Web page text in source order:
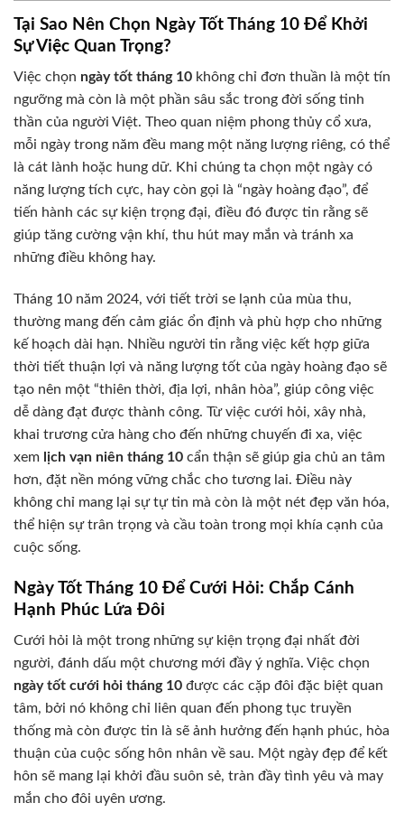
Tại Sao Nên Chọn Ngày Tốt Tháng 10 Để Khởi
Sự Việc Quan Trọng?
Việc chọn ngày tốt tháng 10 không chỉ đơn thuần là một tín
ngưỡng mà còn là một phần sâu sắc trong đời sống tinh
thần của người Việt. Theo quan niệm phong thủy cổ xưa,
mỗi ngày trong năm đều mang một năng lượng riêng, có thể
là cát lành hoặc hung dữ. Khi chúng ta chọn một ngày có
năng lượng tích cực, hay còn gọi là “ngày hoàng đạo”, để
tiến hành các sự kiện trọng đại, điều đó được tin rằng sẽ
giúp tăng cường vận khí, thu hút may mắn và tránh xa
những điều không hay.
Tháng 10 năm 2024, với tiết trời se lạnh của mùa thu,
thường mang đến cảm giác ổn định và phù hợp cho những
kế hoạch dài hạn. Nhiều người tin rằng việc kết hợp giữa
thời tiết thuận lợi và năng lượng tốt của ngày hoàng đạo sẽ
tạo nên một “thiên thời, địa lợi, nhân hòa”, giúp công việc
dễ dàng đạt được thành công. Từ việc cưới hỏi, xây nhà,
khai trương cửa hàng cho đến những chuyến đi xa, việc
xem lịch vạn niên tháng 10 cẩn thận sẽ giúp gia chủ an tâm
hơn, đặt nền móng vững chắc cho tương lai. Điều này
không chỉ mang lại sự tự tin mà còn là một nét đẹp văn hóa,
thể hiện sự trân trọng và cầu toàn trong mọi khía cạnh của
cuộc sống.
Ngày Tốt Tháng 10 Để Cưới Hỏi: Chắp Cánh
Hạnh Phúc Lứa Đôi
Cưới hỏi là một trong những sự kiện trọng đại nhất đời
người, đánh dấu một chương mới đầy ý nghĩa. Việc chọn
ngày tốt cưới hỏi tháng 10 được các cặp đôi đặc biệt quan
tâm, bởi nó không chỉ liên quan đến phong tục truyền
thống mà còn được tin là sẽ ảnh hưởng đến hạnh phúc, hòa
thuận của cuộc sống hôn nhân về sau. Một ngày đẹp để kết
hôn sẽ mang lại khởi đầu suôn sẻ, tràn đầy tình yêu và may
mắn cho đôi uyên ương.